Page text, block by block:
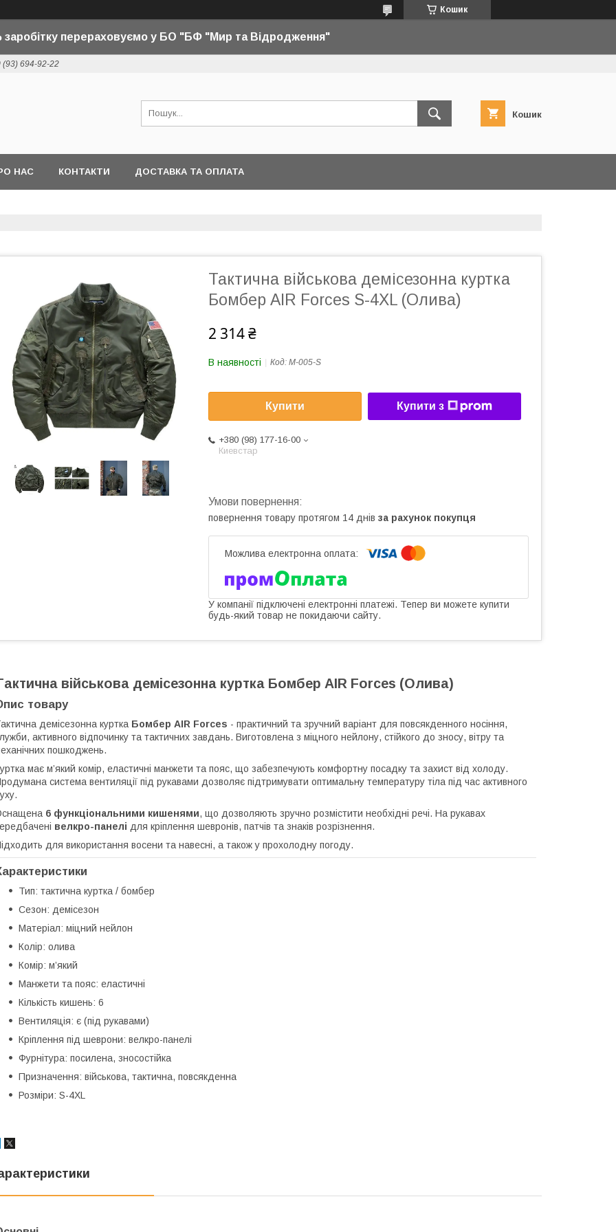
Кошик
заробітку перераховуємо у БО "БФ "Мир та Відродження"
(93) 694-92-22
Кошик
НАС КОНТАКТИ ДОСТАВКА ТА ОПЛАТА
Тактична військова демісезонна куртка
Бомбер AIR Forces S-4XL (Олива)
2 314 ₴
В наявності Код: M-005-S
Купити Купити з
+380 (98) 177-16-00
Киевстар
повернення товару протягом 14 днів за рахунок покупця
У компанії підключені електронні платежі. Тепер ви можете купити
будь-який товар не покидаючи сайту.
військова демісезонна куртка Бомбер AIR Forces (Олива)
товару
демісезонна куртка Бомбер AIR Forces - практичний та зручний варіант для повсякденного носіння,
активного відпочинку та тактичних завдань. Виготовлена з міцного нейлону, стійкого до зносу, вітру та
пошкоджень.
має м’який комір, еластичні манжети та пояс, що забезпечують комфортну посадку та захист від холоду.
система вентиляції під рукавами дозволяє підтримувати оптимальну температуру тіла під час активного
6 функціональними кишенями, що дозволяють зручно розмістити необхідні речі. На рукавах
велкро-панелі для кріплення шевронів, патчів та знаків розрізнення.
для використання восени та навесні, а також у прохолодну погоду.
Тип: тактична куртка / бомбер
Сезон: демісезон
Матеріал: міцний нейлон
Колір: олива
Комір: м’який
Манжети та пояс: еластичні
Кількість кишень: 6
Вентиляція: є (під рукавами)
Кріплення під шеврони: велкро-панелі
Фурнітура: посилена, зносостійка
Призначення: військова, тактична, повсякденна
Розміри: S-4XL